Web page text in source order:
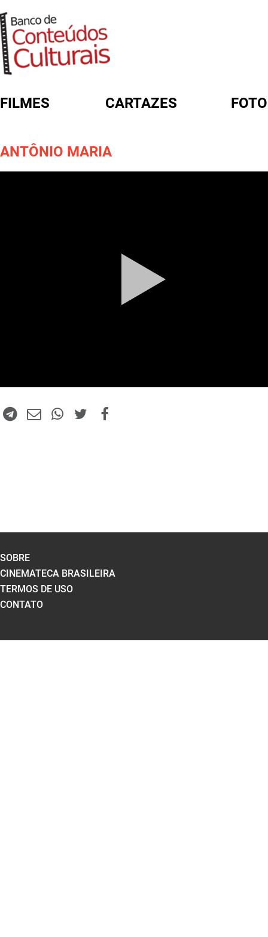
FILMES CARTAZES
ANTÔNIO MARIA
SOBRE
CINEMATECA BRASILEIRA
TERMOS DE USO
CONTATO